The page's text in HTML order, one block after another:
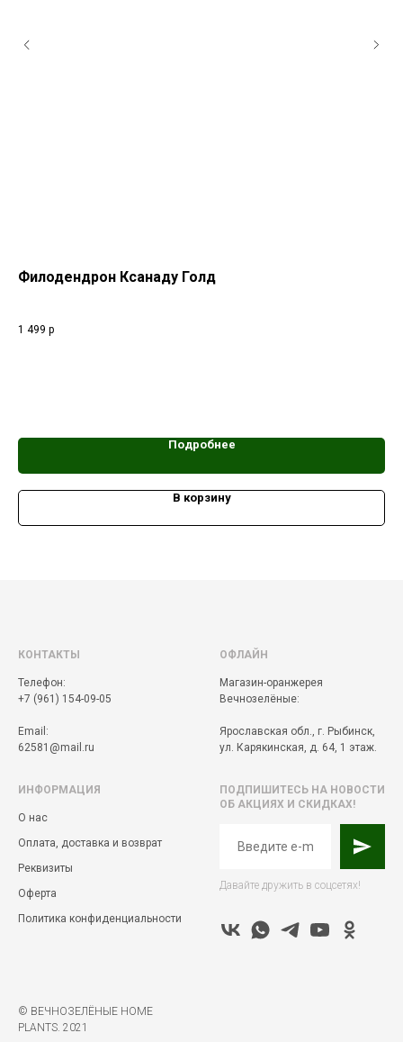
Филодендрон Ксанаду Голд
1 499 р
Подробнее
В корзину
КОНТАКТЫ
Телефон:
+7 (961) 154-09-05
Email:
62581@mail.ru
ОФЛАЙН
Магазин-оранжерея
Вечнозелёные:
Ярославская обл., г. Рыбинск,
ул. Карякинская, д. 64, 1 этаж.
ИНФОРМАЦИЯ
О нас
Оплата, доставка и возврат
Реквизиты
Оферта
Политика конфиденциальности
ПОДПИШИТЕСЬ НА НОВОСТИ
ОБ АКЦИЯХ И СКИДКАХ!
Давайте дружить в соцсетях!
© ВЕЧНОЗЕЛЁНЫЕ HOME
PLANTS. 2021